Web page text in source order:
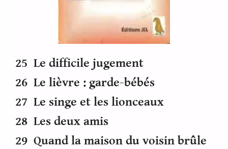
25 Le difficile jugement
26 Le lièvre : garde-bébés
27 Le singe et les lionceaux
28 Les deux amis
29 Quand la maison du voisin brûle